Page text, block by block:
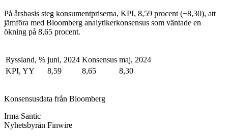
På årsbasis steg konsumentpriserna, KPI, 8,59 procent (+8,30), att
jämföra med Bloomberg analytikerkonsensus som väntade en
ökning på 8,65 procent.
Ryssland, % juni, 2024 Konsensus maj, 2024
KPI, YY
8,59 8,65 8,30
Konsensusdata från Bloomberg
Irma Santic
Nyhetsbyrån Finwire